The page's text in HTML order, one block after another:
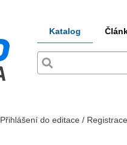
Katalog
Přihlášení do editace /